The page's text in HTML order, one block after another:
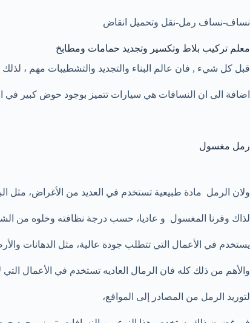
نساف-نساف رمل-نقل وتحميل انقاض
معلم تركيب بلاط وتكسير وتجديد حمامات ومطابخ
قبل كل شيء , فان عالم البناء والتجديد والتشطيبات مهم ، لذلك
اضافة الى ان النسافات هي سيارات تتميز بوجود حوض كبير في
رمل مغسول
ولان الرمل مادة طبيعية تستخدم في العديد من الأغراض، مثل
لذاك وفرنا المغسول و عاديا، حسب درجة نظافته وخلوه من
يستخدم في الأعمال التي تتطلب جودة عالية، مثل الدهانات
والأهم من ذلك كله فان الرمال العاديه تستخدم في الأعمال التي
لتوريد الرمل من المصادر إلى المواقع،